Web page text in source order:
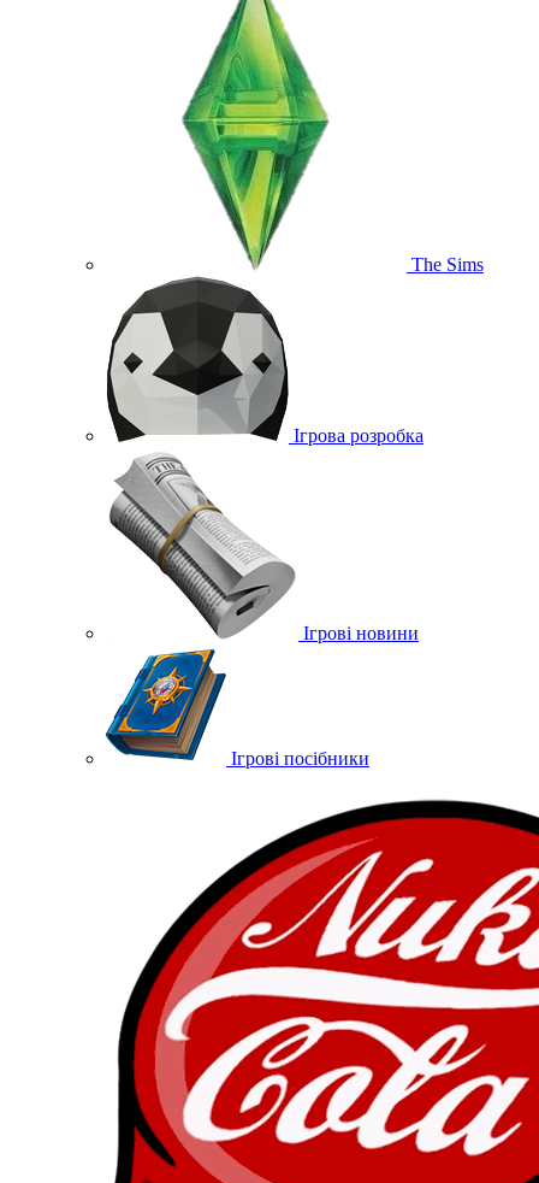
The Sims
Ігрова розробка
Ігрові новини
Ігрові посібники